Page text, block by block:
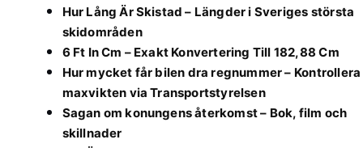
Hur Lång Är Skistad – Längder i Sveriges största
skidområden
6 Ft In Cm – Exakt Konvertering Till 182,88 Cm
Hur mycket får bilen dra regnummer – Kontrollera
maxvikten via Transportstyrelsen
Sagan om konungens återkomst – Bok, film och
skillnader